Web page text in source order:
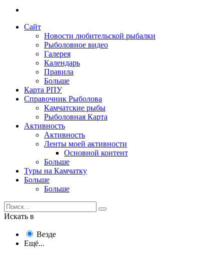
Сайт
Новости любительской рыбалки
Рыболовное видео
Галерея
Календарь
Правила
Больше
Карта РПУ
Справочник Рыболова
Камчатские рыбы
Рыболовная Карта
Активность
Активность
Ленты моей активности
Основной контент
Больше
Туры на Камчатку
Больше
Больше
Искать в
Везде
Ещё...